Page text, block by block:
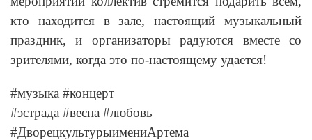
кто находится в зале, настоящий музыкальный
праздник, и организаторы радуются вместе со
зрителями, когда это по-настоящему удается!
#музыка #концерт
#эстрада #весна #любовь
#ДворецкультурыимениАртема